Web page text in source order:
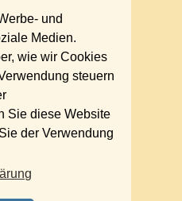
und
Medien.
wie wir Cookies
steuern
Sie diese Website
der Verwendung
Marzahn
Neukölln
Schöneberg
Steglitz
Umland Ost